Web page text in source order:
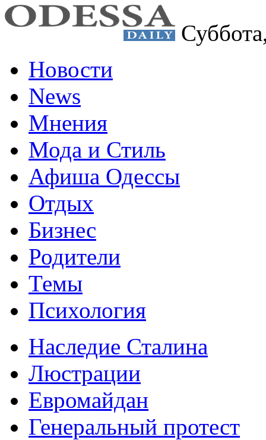
Новости
News
Мнения
Мода и Стиль
Афиша Одессы
Отдых
Бизнес
Родители
Темы
Психология
Наследие Сталина
Люстрации
Евромайдан
Генеральный протест